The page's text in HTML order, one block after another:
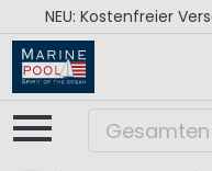
NEU: Kostenfreier